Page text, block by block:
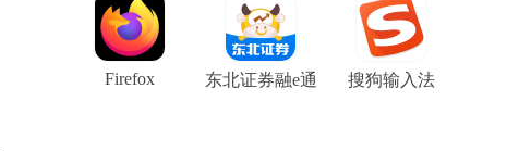
Firefox 东北证券融e通 搜狗输入法